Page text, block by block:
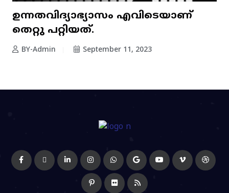
ഉന്നതവിദ്യാഭ്യാസം എവിടെയാണ്
തെറ്റു പറ്റിയത്.
BY-Admin September 11, 2023